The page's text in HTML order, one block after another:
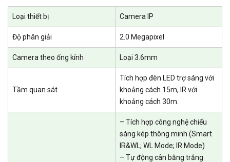
Loại thiết bị Camera IP
Độ phân giải 2.0 Megapixel
Camera theo ống kính Loại 3.6mm
Tầm quan sát
Tích hợp đèn LED trợ sáng với
khoảng cách 15m, IR với
khoảng cách 30m.
– Tích hợp công nghệ chiếu
sáng kép thông minh (Smart
IR&WL; WL Mode; IR Mode)
– Tự động cân bằng trắng